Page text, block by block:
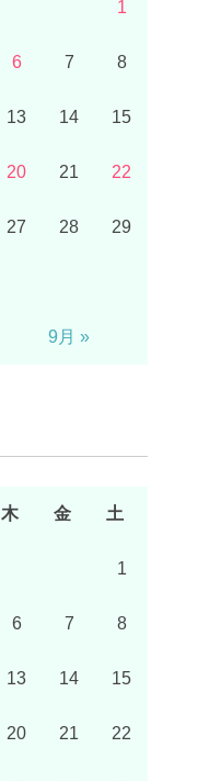
1
6 7 8
13 14 15
20 21 22
27 28 29
9月 »
木 金 土
1
6 7 8
13 14 15
20 21 22